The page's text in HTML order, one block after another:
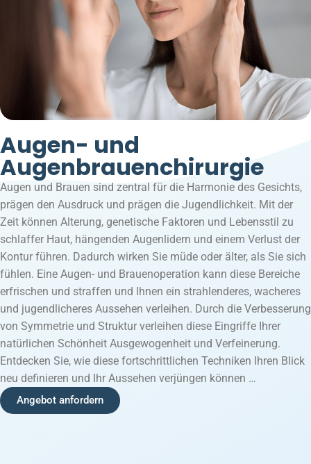
Augen- und
Augenbrauenchirurgie
Augen und Brauen sind zentral für die Harmonie des Gesichts,
prägen den Ausdruck und prägen die Jugendlichkeit. Mit der
Zeit können Alterung, genetische Faktoren und Lebensstil zu
schlaffer Haut, hängenden Augenlidern und einem Verlust der
Kontur führen. Dadurch wirken Sie müde oder älter, als Sie sich
fühlen. Eine Augen- und Brauenoperation kann diese Bereiche
erfrischen und straffen und Ihnen ein strahlenderes, wacheres
und jugendlicheres Aussehen verleihen. Durch die Verbesserung
von Symmetrie und Struktur verleihen diese Eingriffe Ihrer
natürlichen Schönheit Ausgewogenheit und Verfeinerung.
Entdecken Sie, wie diese fortschrittlichen Techniken Ihren Blick
neu definieren und Ihr Aussehen verjüngen können …
Angebot anfordern